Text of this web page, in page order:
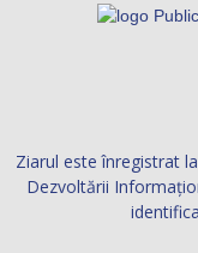
Ziarul este înregistrat
Dezvoltării